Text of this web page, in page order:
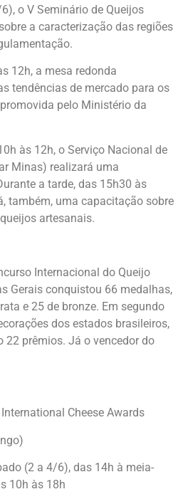
o V Seminário de Queijos
a caracterização das regiões
12h, a mesa redonda
tendências de mercado para os
pelo Ministério da
às 12h, o Serviço Nacional de
Minas) realizará uma
a tarde, das 15h30 às
também, uma capacitação sobre
artesanais.
Internacional do Queijo
Gerais conquistou 66 medalhas,
e 25 de bronze. Em segundo
dos estados brasileiros,
22 prêmios. Já o vencedor do
Cheese Awards
(2 a 4/6), das 14h à meia-
10h às 18h